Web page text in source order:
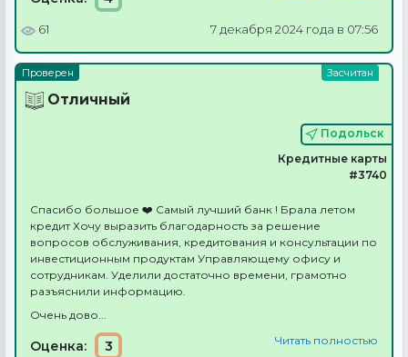
61 7 декабря 2024 года в 07:56
Отличный
Подольск
Кредитные карты
#3740
Спасибо большое ❤️ Самый лучший банк ! Брала летом
кредит Хочу выразить благодарность за решение
вопросов обслуживания, кредитования и консультации по
инвестиционным продуктам Управляющему офису и
сотрудникам. Уделили достаточно времени, грамотно
разъяснили информацию.
Очень дово...
Оценка: 3 Читать полностью